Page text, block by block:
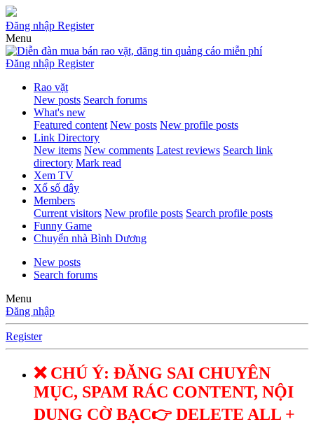
Đăng nhập Register
Menu
Đăng nhập Register
Rao vặt
New posts Search forums
What's new
Featured content New posts New profile posts
Link Directory
New items New comments Latest reviews Search link
directory Mark read
Xem TV
Xổ số đây
Members
Current visitors New profile posts Search profile posts
Funny Game
Chuyển nhà Bình Dương
New posts
Search forums
Menu
Đăng nhập
Register
❌ CHÚ Ý: ĐĂNG SAI CHUYÊN
MỤC, SPAM RÁC CONTENT, NỘI
DUNG CỜ BẠC👉 DELETE ALL +